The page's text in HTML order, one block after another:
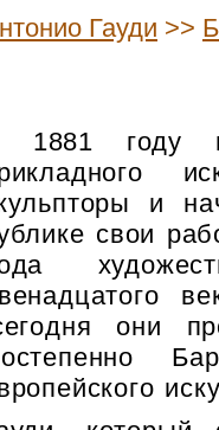
Гауди >>
1881 году в
и
свои
они